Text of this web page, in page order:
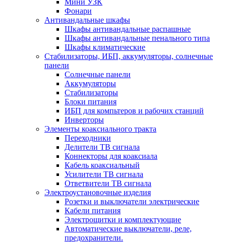
Мини УЗК
Фонари
Антивандальные шкафы
Шкафы антивандальные распашные
Шкафы антивандальные пенального типа
Шкафы климатические
Стабилизаторы, ИБП, аккумуляторы, солнечные
панели
Солнечные панели
Аккумуляторы
Стабилизаторы
Блоки питания
ИБП для компьтеров и рабочих станций
Инверторы
Элементы коаксиального тракта
Переходники
Делители ТВ сигнала
Коннекторы для коаксиала
Кабель коаксиальный
Усилители ТВ сигнала
Ответвители ТВ сигнала
Электроустановочные изделия
Розетки и выключатели электрические
Кабели питания
Электрощитки и комплектующие
Автоматические выключатели, реле,
предохранители.